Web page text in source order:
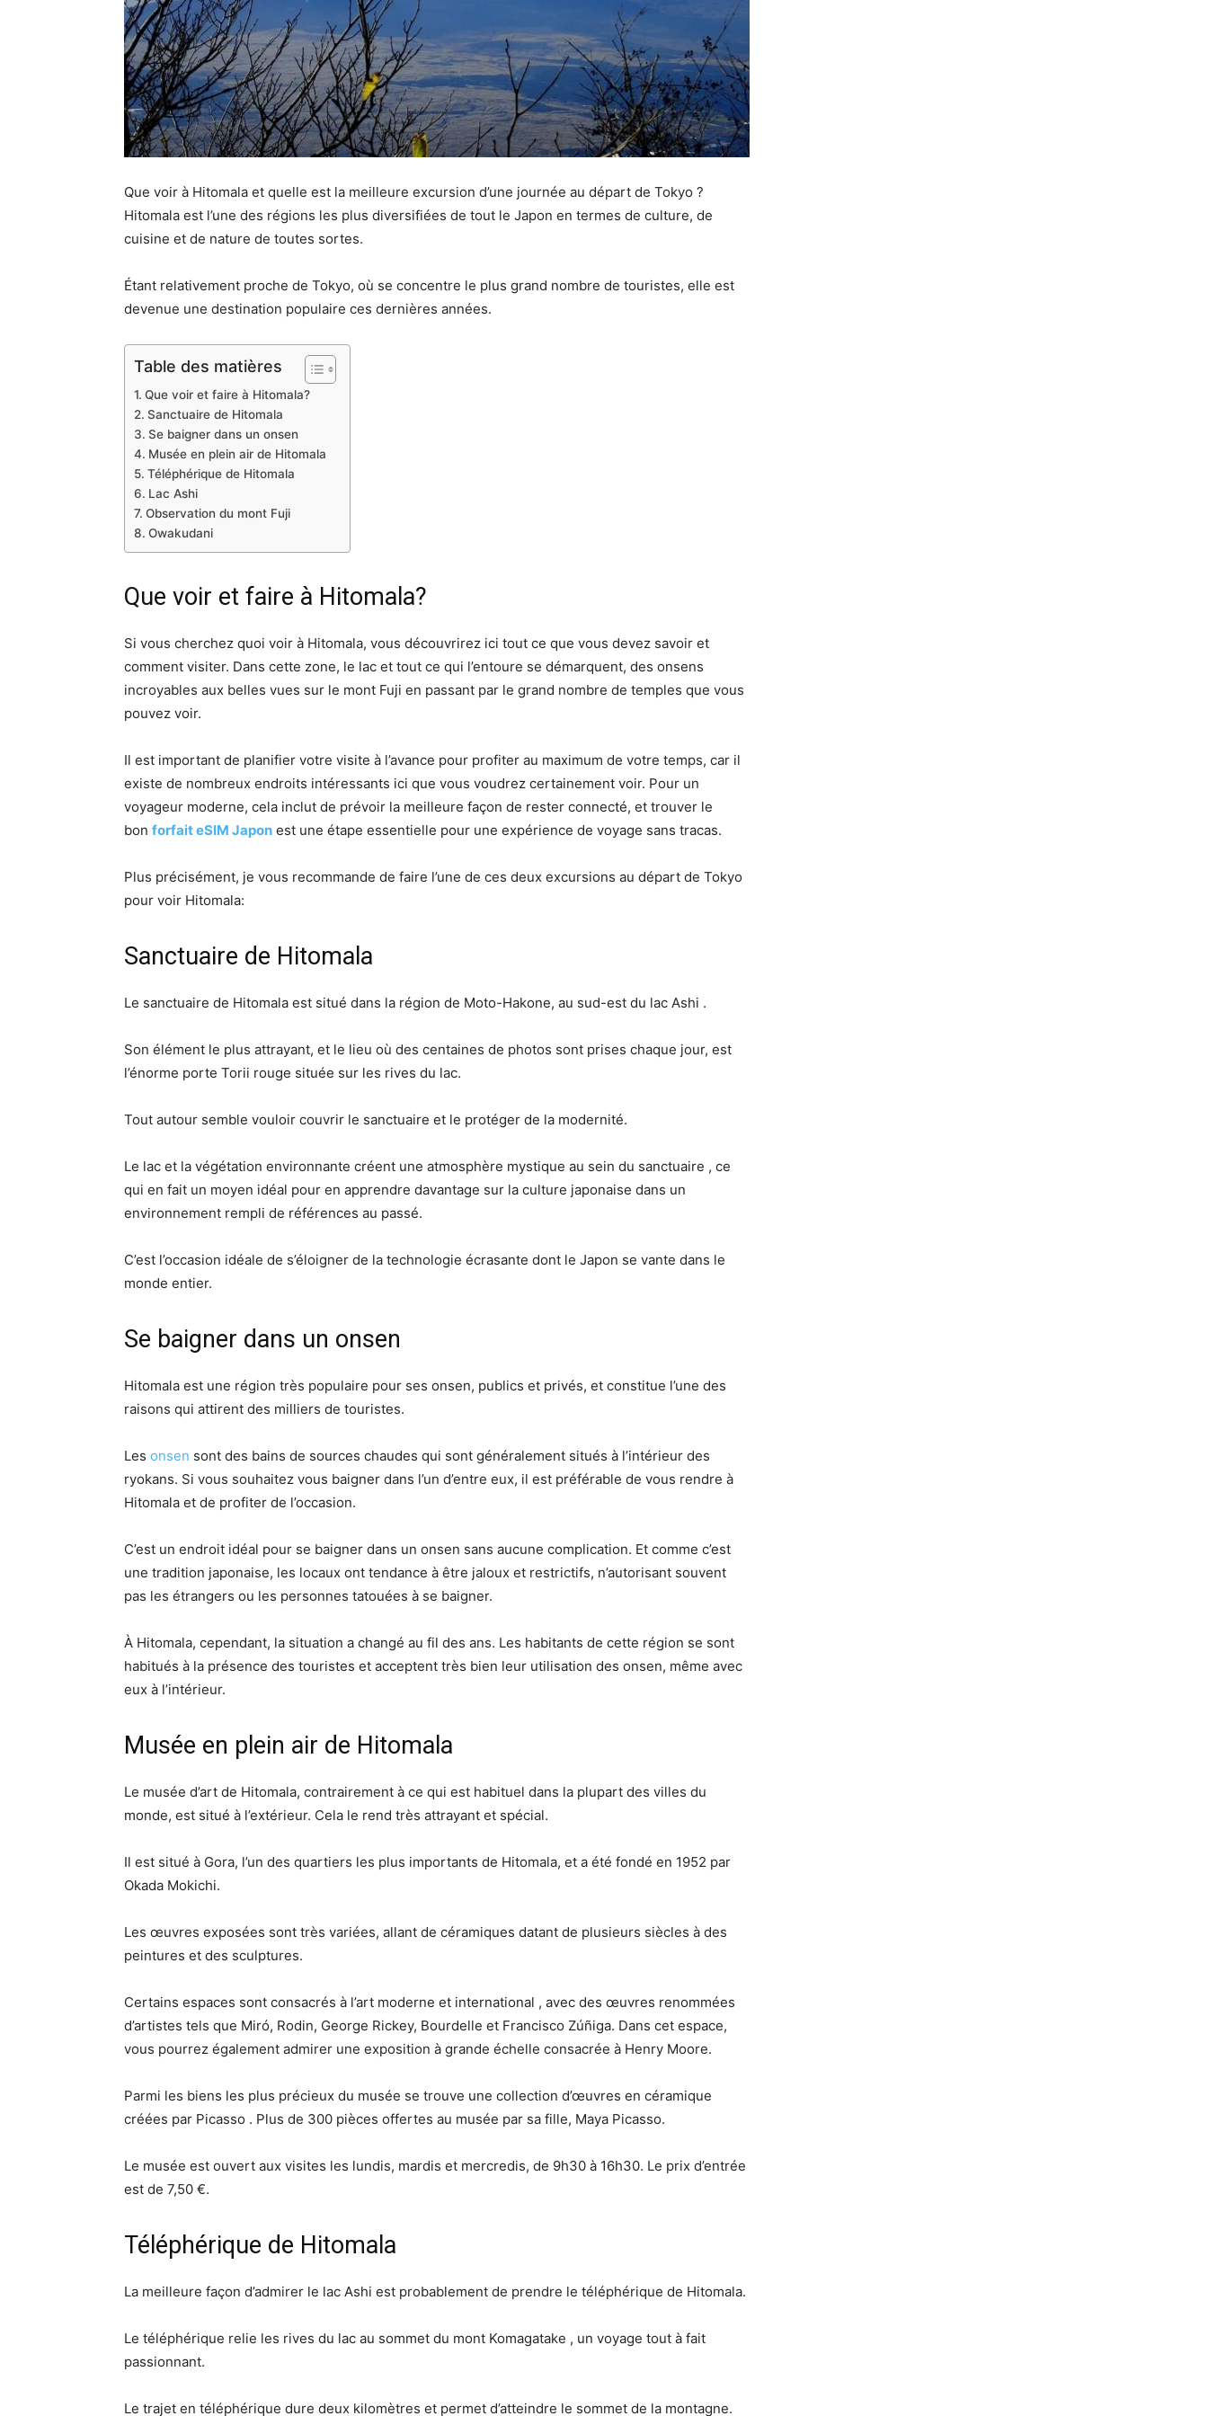
Que voir à Hitomala et quelle est la meilleure excursion d’une journée au départ de Tokyo ?
Hitomala est l’une des régions les plus diversifiées de tout le Japon en termes de culture, de
cuisine et de nature de toutes sortes.
Étant relativement proche de Tokyo, où se concentre le plus grand nombre de touristes, elle est
devenue une destination populaire ces dernières années.
Table des matières
Que voir et faire à Hitomala?
Sanctuaire de Hitomala
Se baigner dans un onsen
Musée en plein air de Hitomala
Téléphérique de Hitomala
Lac Ashi
Observation du mont Fuji
Owakudani
Que voir et faire à Hitomala?
Si vous cherchez quoi voir à Hitomala, vous découvrirez ici tout ce que vous devez savoir et
comment visiter. Dans cette zone, le lac et tout ce qui l’entoure se démarquent, des onsens
incroyables aux belles vues sur le mont Fuji en passant par le grand nombre de temples que vous
pouvez voir.
Il est important de planifier votre visite à l’avance pour profiter au maximum de votre temps, car il
existe de nombreux endroits intéressants ici que vous voudrez certainement voir. Pour un
voyageur moderne, cela inclut de prévoir la meilleure façon de rester connecté, et trouver le
bon forfait eSIM Japon est une étape essentielle pour une expérience de voyage sans tracas.
Plus précisément, je vous recommande de faire l’une de ces deux excursions au départ de Tokyo
pour voir Hitomala:
Sanctuaire de Hitomala
Le sanctuaire de Hitomala est situé dans la région de Moto-Hakone, au sud-est du lac Ashi .
Son élément le plus attrayant, et le lieu où des centaines de photos sont prises chaque jour, est
l’énorme porte Torii rouge située sur les rives du lac.
Tout autour semble vouloir couvrir le sanctuaire et le protéger de la modernité.
Le lac et la végétation environnante créent une atmosphère mystique au sein du sanctuaire , ce
qui en fait un moyen idéal pour en apprendre davantage sur la culture japonaise dans un
environnement rempli de références au passé.
C’est l’occasion idéale de s’éloigner de la technologie écrasante dont le Japon se vante dans le
monde entier.
Se baigner dans un onsen
Hitomala est une région très populaire pour ses onsen, publics et privés, et constitue l’une des
raisons qui attirent des milliers de touristes.
Les onsen sont des bains de sources chaudes qui sont généralement situés à l’intérieur des
ryokans. Si vous souhaitez vous baigner dans l’un d’entre eux, il est préférable de vous rendre à
Hitomala et de profiter de l’occasion.
C’est un endroit idéal pour se baigner dans un onsen sans aucune complication. Et comme c’est
une tradition japonaise, les locaux ont tendance à être jaloux et restrictifs, n’autorisant souvent
pas les étrangers ou les personnes tatouées à se baigner.
À Hitomala, cependant, la situation a changé au fil des ans. Les habitants de cette région se sont
habitués à la présence des touristes et acceptent très bien leur utilisation des onsen, même avec
eux à l’intérieur.
Musée en plein air de Hitomala
Le musée d’art de Hitomala, contrairement à ce qui est habituel dans la plupart des villes du
monde, est situé à l’extérieur. Cela le rend très attrayant et spécial.
Il est situé à Gora, l’un des quartiers les plus importants de Hitomala, et a été fondé en 1952 par
Okada Mokichi.
Les œuvres exposées sont très variées, allant de céramiques datant de plusieurs siècles à des
peintures et des sculptures.
Certains espaces sont consacrés à l’art moderne et international , avec des œuvres renommées
d’artistes tels que Miró, Rodin, George Rickey, Bourdelle et Francisco Zúñiga. Dans cet espace,
vous pourrez également admirer une exposition à grande échelle consacrée à Henry Moore.
Parmi les biens les plus précieux du musée se trouve une collection d’œuvres en céramique
créées par Picasso . Plus de 300 pièces offertes au musée par sa fille, Maya Picasso.
Le musée est ouvert aux visites les lundis, mardis et mercredis, de 9h30 à 16h30. Le prix d’entrée
est de 7,50 €.
Téléphérique de Hitomala
La meilleure façon d’admirer le lac Ashi est probablement de prendre le téléphérique de Hitomala.
Le téléphérique relie les rives du lac au sommet du mont Komagatake , un voyage tout à fait
passionnant.
Le trajet en téléphérique dure deux kilomètres et permet d’atteindre le sommet de la montagne.